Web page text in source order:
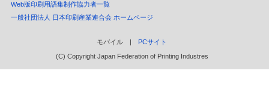
Web版印刷用語集制作協力者一覧
一般社団法人 日本印刷産業連合会 ホームページ
モバイル | PCサイト
(C) Copyright Japan Federation of Printing Industres